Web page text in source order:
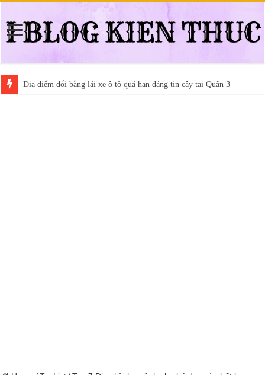
Địa điểm đổi bằng lái xe ô tô quá hạn đáng tin cậy tại Quận 3
Trung tâm nào học thi giấy phép lái xe hạng A (A2 cũ), A1 uy tín tại